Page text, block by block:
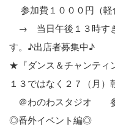
参加費１０００円（軽
→ 当日午後１３時すぎ
す。♪出店者募集中♪
★『ダンス＆チャンティ
１３ではなく２７（月）
＠わのわスタジオ 参
◎番外イベント編◎